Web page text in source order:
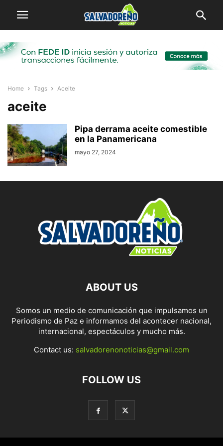
Home Tags Aceite
aceite
Pipa derrama aceite comestible
en la Panamericana
mayo 27, 2024
ABOUT US
Somos un medio de comunicación que impulsamos un
Periodismo de Paz e informamos del acontecer nacional,
internacional, espectáculos y mucho más.
Contact us: salvadorenonoticias@gmail.com
FOLLOW US